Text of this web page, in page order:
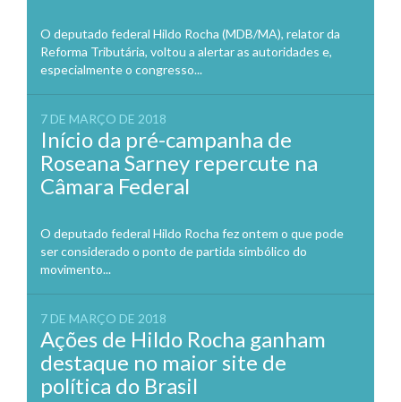
O deputado federal Hildo Rocha (MDB/MA), relator da
Reforma Tributária, voltou a alertar as autoridades e,
especialmente o congresso...
7 DE MARÇO DE 2018
Início da pré-campanha de
Roseana Sarney repercute na
Câmara Federal
O deputado federal Hildo Rocha fez ontem o que pode
ser considerado o ponto de partida simbólico do
movimento...
7 DE MARÇO DE 2018
Ações de Hildo Rocha ganham
destaque no maior site de
política do Brasil